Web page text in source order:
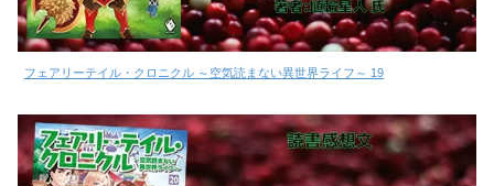
フェアリーテイル・クロニクル ～空気読まない異世界ライフ～ 19